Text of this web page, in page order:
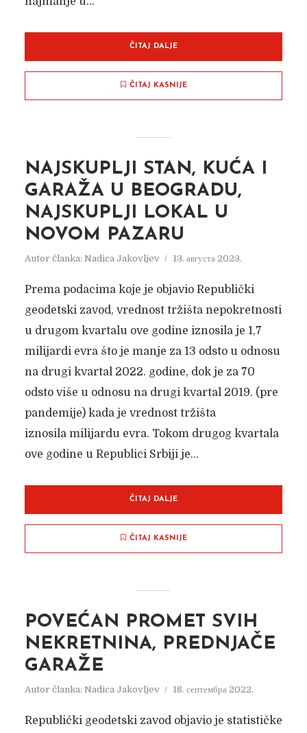
ČITAJ DALJE
ČITAJ KASNIJE
NAJSKUPLJI STAN, KUĆA I
GARAŽA U BEOGRADU,
NAJSKUPLJI LOKAL U
NOVOM PAZARU
Autor članka: Nadica Jakovljev 13. августа 2023.
Prema podacima koje je objavio Republički
geodetski zavod, vrednost tržišta nepokretnosti
u drugom kvartalu ove godine iznosila je 1,7
milijardi evra što je manje za 13 odsto u odnosu
na drugi kvartal 2022. godine, dok je za 70
odsto više u odnosu na drugi kvartal 2019. (pre
pandemije) kada je vrednost tržišta
iznosila milijardu evra. Tokom drugog kvartala
ove godine u Republici Srbiji je...
ČITAJ DALJE
ČITAJ KASNIJE
POVEĆAN PROMET SVIH
NEKRETNINA, PREDNJAČE
GARAŽE
Autor članka: Nadica Jakovljev 18. септембра 2022.
Republički geodetski zavod objavio je statističke